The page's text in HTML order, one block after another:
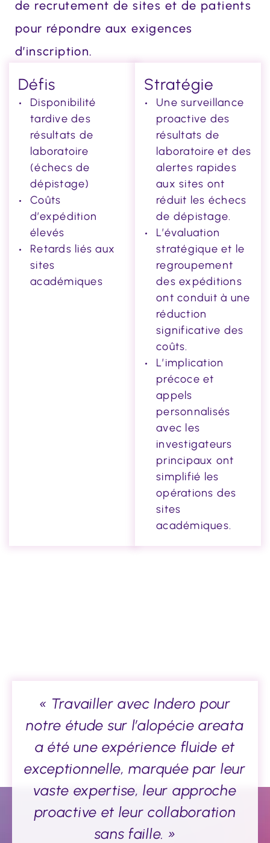
de recrutement de sites et de patients
pour répondre aux exigences
d’inscription.
Défis
Disponibilité
tardive des
résultats de
laboratoire
(échecs de
dépistage)
Coûts
d’expédition
élevés
Retards liés aux
sites
académiques
Stratégie
Une surveillance
proactive des
résultats de
laboratoire et des
alertes rapides
aux sites ont
réduit les échecs
de dépistage.
L’évaluation
stratégique et le
regroupement
des expéditions
ont conduit à une
réduction
significative des
coûts.
L’implication
précoce et
appels
personnalisés
avec les
investigateurs
principaux ont
simplifié les
opérations des
sites
académiques.
« Travailler avec Indero pour
notre étude sur l’alopécie areata
a été une expérience fluide et
exceptionnelle, marquée par leur
vaste expertise, leur approche
proactive et leur collaboration
sans faille. »